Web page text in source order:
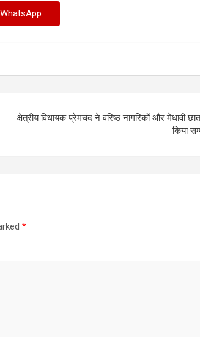
WhatsApp
क्षेत्रीय विधायक प्रेमचंद ने वरिष्ठ नागरिकों और मेधावी
किया
*